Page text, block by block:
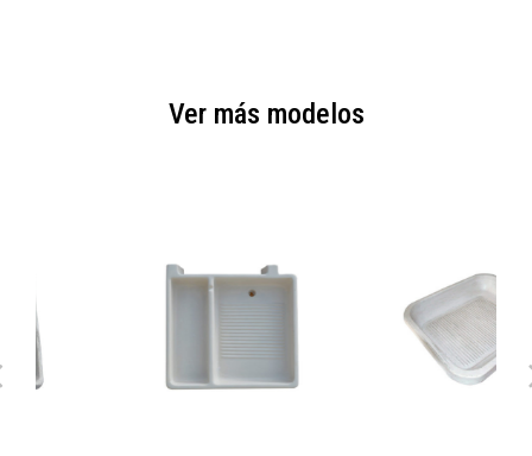
Ver más modelos